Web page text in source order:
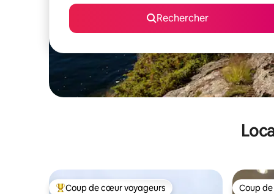
Rechercher
Coup de cœur voyageurs Coup